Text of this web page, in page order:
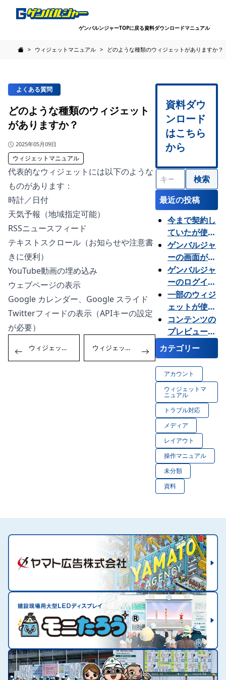
ゲンバルンジャーTOPに戻る資料ダウンロードマニュアル
> ウィジェットマニュアル > どのような種類のウィジェットがありますか？
よくある質問
どのような種類のウィジェット
がありますか？
公開日
2025年05月09日
ウィジェットマニュアル
代表的なウィジェットには以下のような
ものがあります：
時計／日付
天気予報（地域指定可能）
RSSニュースフィード
テキストスクロール（お知らせや注意書
きに便利）
YouTube動画の埋め込み
ウェブページの表示
Google カレンダー、Google スライド
Twitterフィードの表示（APIキーの設定
が必要）
稿
ナ
Previous:
ウィジェットとは何ですか？ Next:
ウィジェットはどこで追加できますか？
資料ダウ
ンロード
はこちら
から
検
索
最近の投稿
今まで契約し
ていたが使用
台数を増やし
たい。
ゲンバルジャ
ーの画面が表
示されたり消
えたりしま
す。
ゲンバルジャ
ーのログイン
パスワードが
分からなくな
りました。ど
うすればいい
ですか？
一部のウィジ
ェットが使え
ないのはなぜ
ですか？
コンテンツの
プレビューが
表示されませ
ん。どうした
らよいです
か？
カテゴリー
アカウント
ウィジェットマ
ニュアル
トラブル対応
メディア
レイアウト
操作マニュアル
未分類
資料